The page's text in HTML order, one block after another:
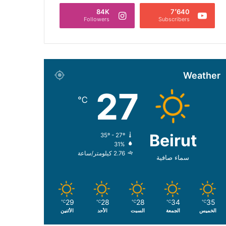
7٬640
Subscribers
84K
Followers
Weather
Beirut
سماء صافية
27
℃
35º - 27º
31%
2.76 كيلومتر/ساعة
35
℃
الخميس
34
℃
الجمعة
28
℃
السبت
28
℃
الأحد
29
℃
الأثنين